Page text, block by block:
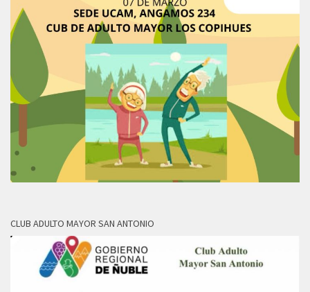
CLUB ADULTO MAYOR SAN ANTONIO